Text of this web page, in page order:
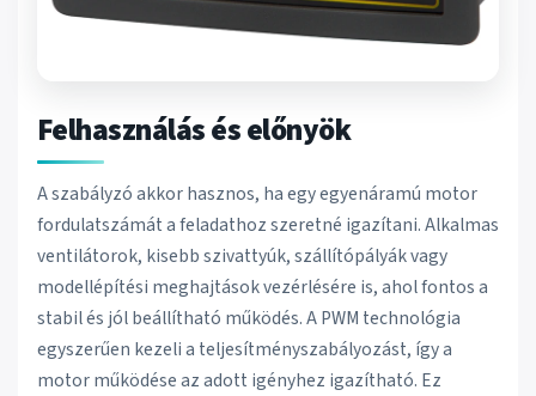
Felhasználás és előnyök
A szabályzó akkor hasznos, ha egy egyenáramú motor
fordulatszámát a feladathoz szeretné igazítani. Alkalmas
ventilátorok, kisebb szivattyúk, szállítópályák vagy
modellépítési meghajtások vezérlésére is, ahol fontos a
stabil és jól beállítható működés. A PWM technológia
egyszerűen kezeli a teljesítményszabályozást, így a
motor működése az adott igényhez igazítható. Ez